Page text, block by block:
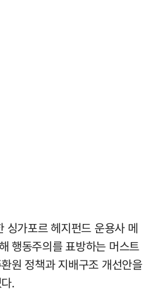
싱가포르 헤지펀드 운용사 메
행동주의를 표방하는 머스트
원 정책과 지배구조 개선안을
.